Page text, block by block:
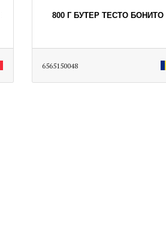
800 Г БУТЕР ТЕСТО БОНИТО
6565150048